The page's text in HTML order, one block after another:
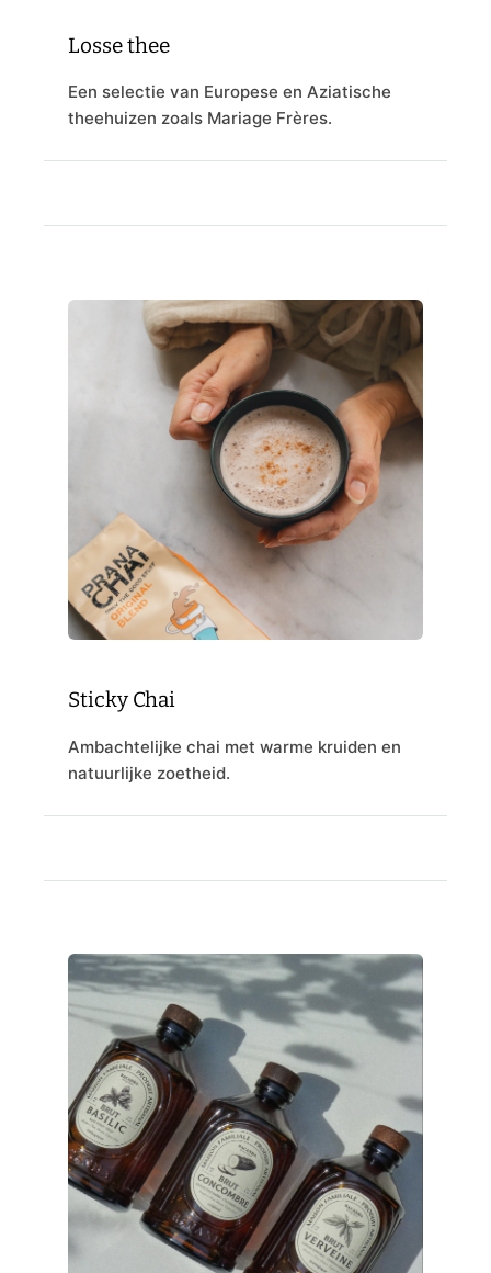
Losse thee
Een selectie van Europese en Aziatische
theehuizen zoals Mariage Frères.
Sticky Chai
Ambachtelijke chai met warme kruiden en
natuurlijke zoetheid.